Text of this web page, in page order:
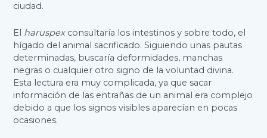
ciudad.
El haruspexconsultaría los intestinos y sobre todo, el
hígado del animal sacrificado. Siguiendo unas pautas
determinadas, buscaría deformidades, manchas
negras o cualquier otro signo de la voluntad divina.
Esta lectura era muy complicada, ya que sacar
información de las entrañas de un animal era complejo
debido a que los signos visibles aparecían en pocas
ocasiones.